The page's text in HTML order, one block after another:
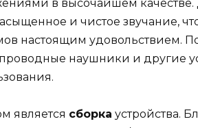
в высочайшем
и чистое звучание,
настоящим удовольствием.
наушники и другие
является сборка устройства.